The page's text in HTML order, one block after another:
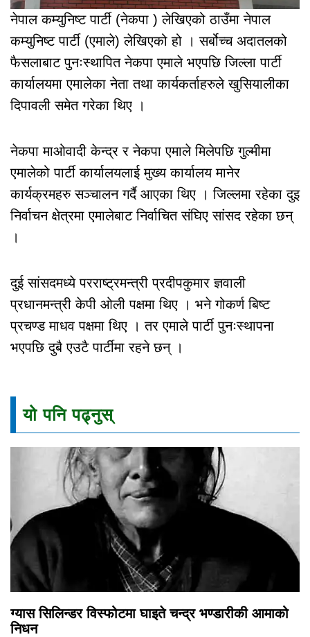
नेपाल कम्युनिष्ट पार्टी (नेकपा ) लेखिएको ठाउँमा नेपाल
कम्युनिष्ट पार्टी (एमाले) लेखिएको हो । सर्बोच्च अदातलको
फैसलाबाट पुनःस्थापित नेकपा एमाले भएपछि जिल्ला पार्टी
कार्यालयमा एमालेका नेता तथा कार्यकर्ताहरुले खुसियालीका
दिपावली समेत गरेका थिए ।
नेकपा माओवादी केन्द्र र नेकपा एमाले मिलेपछि गुल्मीमा
एमालेको पार्टी कार्यालयलाई मुख्य कार्यालय मानेर
कार्यक्रमहरु सञ्चालन गर्दै आएका थिए । जिल्लमा रहेका दुइ
निर्वाचन क्षेत्रमा एमालेबाट निर्वाचित संघिए सांसद रहेका छन्
।
दुई सांसदमध्ये परराष्ट्रमन्त्री प्रदीपकुमार ज्ञवाली
प्रधानमन्त्री केपी ओली पक्षमा थिए । भने गोकर्ण बिष्ट
प्रचण्ड माधव पक्षमा थिए । तर एमाले पार्टी पुनःस्थापना
भएपछि दुबै एउटै पार्टीमा रहने छन् ।
यो पनि पढ्नुस्
ग्यास सिलिन्डर विस्फोटमा घाइते चन्द्र भण्डारीकी आमाको
निधन